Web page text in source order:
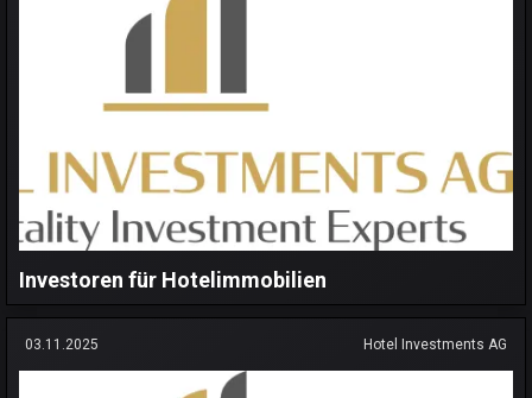
Investoren für Hotelimmobilien
03.11.2025 Hotel Investments AG